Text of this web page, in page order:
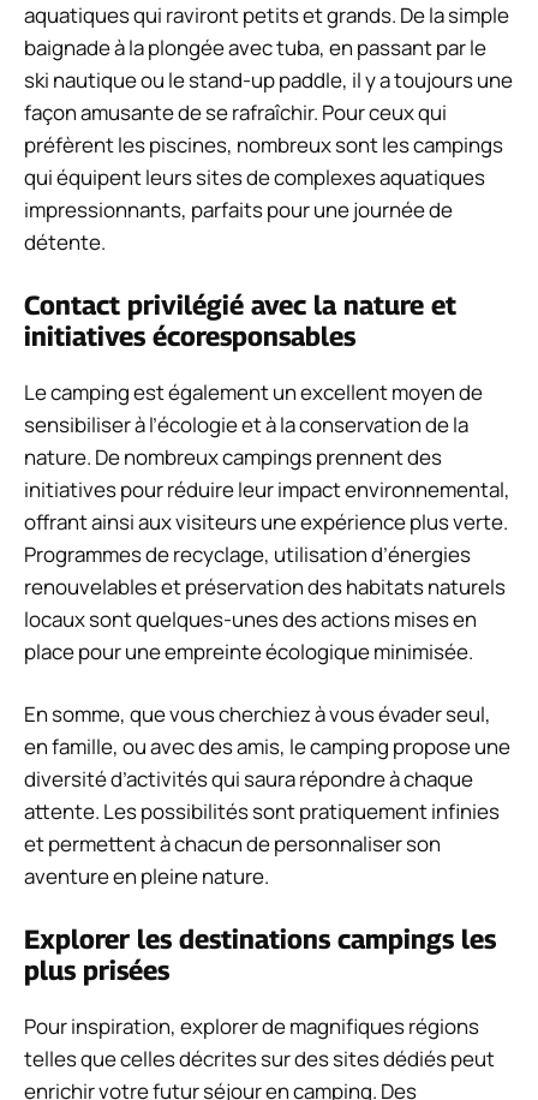
aquatiques qui raviront petits et grands. De la simple
baignade à la plongée avec tuba, en passant par le
ski nautique ou le stand-up paddle, il y a toujours une
façon amusante de se rafraîchir. Pour ceux qui
préfèrent les piscines, nombreux sont les campings
qui équipent leurs sites de complexes aquatiques
impressionnants, parfaits pour une journée de
détente.
Contact privilégié avec la nature et
initiatives écoresponsables
Le camping est également un excellent moyen de
sensibiliser à l’écologie et à la conservation de la
nature. De nombreux campings prennent des
initiatives pour réduire leur impact environnemental,
offrant ainsi aux visiteurs une expérience plus verte.
Programmes de recyclage, utilisation d’énergies
renouvelables et préservation des habitats naturels
locaux sont quelques-unes des actions mises en
place pour une empreinte écologique minimisée.
En somme, que vous cherchiez à vous évader seul,
en famille, ou avec des amis, le camping propose une
diversité d’activités qui saura répondre à chaque
attente. Les possibilités sont pratiquement infinies
et permettent à chacun de personnaliser son
aventure en pleine nature.
Explorer les destinations campings les
plus prisées
Pour inspiration, explorer de magnifiques régions
telles que celles décrites sur des sites dédiés peut
enrichir votre futur séjour en camping. Des